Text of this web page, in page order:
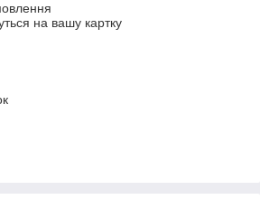
на вашу картку